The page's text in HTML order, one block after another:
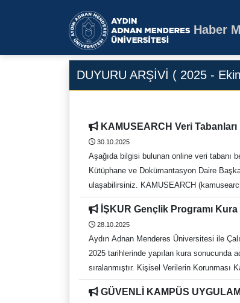
Aydın Adnan
Haber
DUYURU ARŞİVİ ( 2025 -
KAMUSEARCH Veri
30.10.2025
Aşağıda bilgisi bulunan online veri tabanı
Kütüphane ve Dokümantasyon Daire
ulaşabilirsiniz. KAMUSEARCH
Uyuşmazlık Mahkemesi, AİHM, İstinaf, ilk
Türk ve Mali Mevzuat olmak üzere iki veri
(malimevzuat.com.tr), kamu idarelerini
hazırlanmasına ve araştırmacıların
https://kamusearch.com/ Karar Türk
Kütüphane Memnuniyet Anketi
kutuph@adu.edu.tr f: https://
İŞKUR Gençlik Programı Kura
28.10.2025
Aydın Adnan Menderes Üniversitesi ile
2025 tarihlerinde yapılan kura sonucunda
sıralanmıştır. Kişisel Verilerin Korunması
çıkıp çıkmadığını kontrol edebilirler.
günü mesai saatleri içerisinde Fakülte/
GÜVENLİ KAMPÜS